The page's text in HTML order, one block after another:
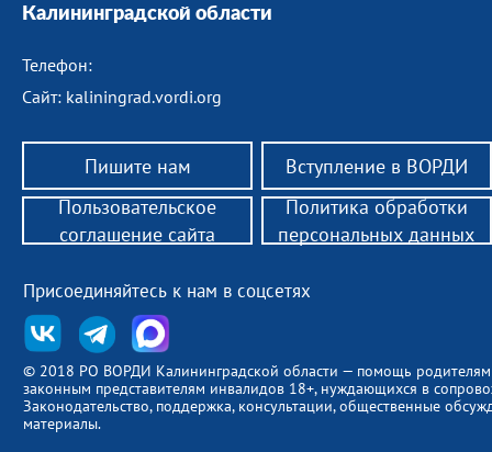
Калининградской области
Телефон:
Сайт: kaliningrad.vordi.org
Пишите нам Вступление в ВОРДИ
© 2018 РО ВОРДИ Калининградской области — помощь
законным представителям инвалидов 18+, нуждающихся в
Законодательство, поддержка, консультации, общественные
материалы.
Присоединяйтесь к нам в соцсетях
Пользовательское
соглашение сайта
Политика обработки
персональных данных